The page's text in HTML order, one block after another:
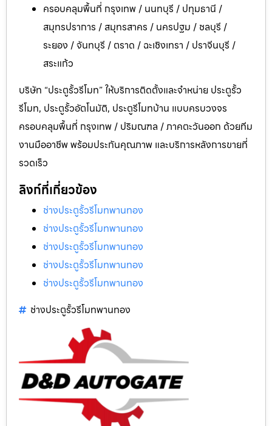
ครอบคลุมพื้นที่ กรุงเทพ / นนทบุรี / ปทุมธานี /
สมุทรปราการ / สมุทรสาคร / นครปฐม / ชลบุรี /
ระยอง / จันทบุรี / ตราด / ฉะเชิงเทรา / ปราจีนบุรี /
สระแก้ว
บริษัท “ประตูรั้วรีโมท” ให้บริการติดตั้งและจำหน่าย ประตูรั้ว
รีโมท, ประตูรั้วอัตโนมัติ, ประตูรีโมทบ้าน แบบครบวงจร
ครอบคลุมพื้นที่ กรุงเทพ / ปริมณฑล / ภาคตะวันออก ด้วยทีม
งานมืออาชีพ พร้อมประกันคุณภาพ และบริการหลังการขายที่
รวดเร็ว
ลิงก์ที่เกี่ยวข้อง
ช่างประตูรั้วรีโมทพานทอง
ช่างประตูรั้วรีโมทพานทอง
ช่างประตูรั้วรีโมทพานทอง
ช่างประตูรั้วรีโมทพานทอง
ช่างประตูรั้วรีโมทพานทอง
ช่างประตูรั้วรีโมทพานทอง